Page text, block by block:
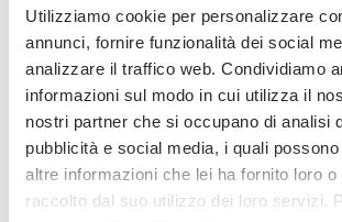
Utilizziamo cookie per personalizzare
annunci, fornire funzionalità dei social
analizzare il traffico web. Condividiamo
informazioni sul modo in cui utilizza il
nostri partner che si occupano di analisi
pubblicità e social media, i quali
altre informazioni che lei ha fornito loro o
raccolto dal suo utilizzo dei loro servizi.
PressVenture Capital,Diritto societario, M&A,
08 · 07 · 2024